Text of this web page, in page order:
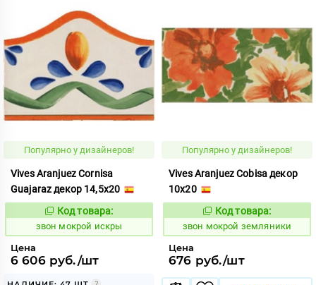
Популярно у дизайнеров!
Vives Aranjuez Cornisa
Guajaraz декор 14,5x20
460409
Код товара:
звон мокрой искры
Цена
6 606 руб./шт
Популярно у дизайнеров!
Vives Aranjuez Cobisa декор
10x20
460406
Код товара:
звон мокрой земляники
Цена
676 руб./шт